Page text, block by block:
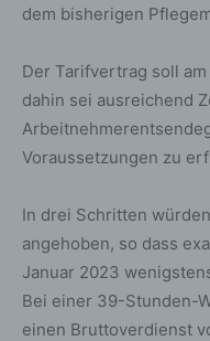
dem bisherigen
Der Tarifvertrag soll
dahin sei ausreichend
Voraussetzungen zu
In drei Schritten
angehoben, so dass
Januar 2023
Bei einer 39-Stunden-
einen Bruttoverdienst